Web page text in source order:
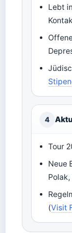
Lebt
4
Tour
Neue
(Visit